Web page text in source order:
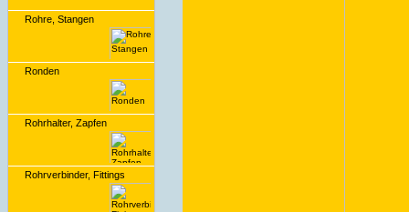
Rohre, Stangen
Ronden
Rohrhalter, Zapfen
Rohrverbinder, Fittings